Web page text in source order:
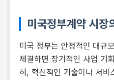
미국정부계약 시장
미국 정부는 안정적인 대규
체결하면 장기적인 사업 기
히, 혁신적인 기술이나 서비